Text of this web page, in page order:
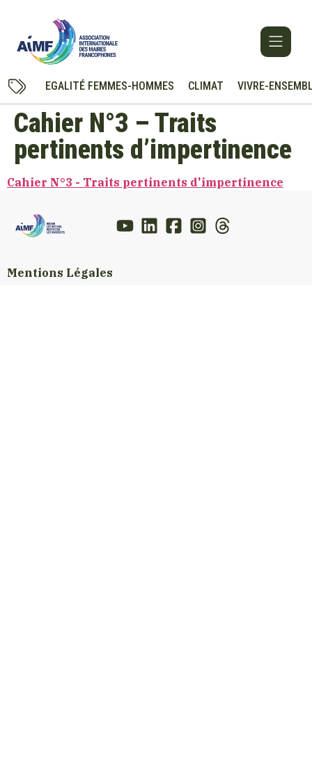
EGALITÉ FEMMES-HOMMES CLIMAT VIVRE-
Cahier N°3 – Traits
pertinents d’impertinence
Cahier N°3 - Traits pertinents d'impertinence
Mentions Légales